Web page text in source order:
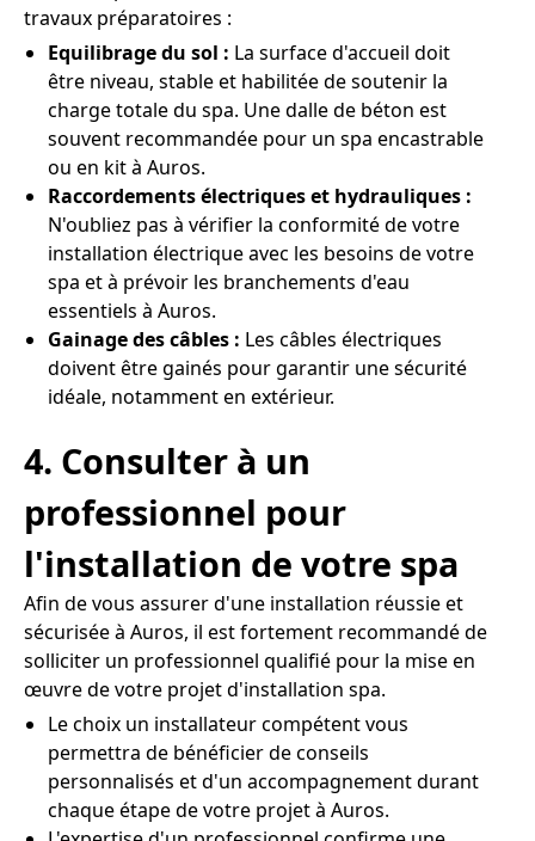
travaux préparatoires :
Equilibrage du sol : La surface d'accueil doit
être niveau, stable et habilitée de soutenir la
charge totale du spa. Une dalle de béton est
souvent recommandée pour un spa encastrable
ou en kit à Auros.
Raccordements électriques et hydrauliques :
N'oubliez pas à vérifier la conformité de votre
installation électrique avec les besoins de votre
spa et à prévoir les branchements d'eau
essentiels à Auros.
Gainage des câbles : Les câbles électriques
doivent être gainés pour garantir une sécurité
idéale, notamment en extérieur.
4. Consulter à un
professionnel pour
l'installation de votre spa
Afin de vous assurer d'une installation réussie et
sécurisée à Auros, il est fortement recommandé de
solliciter un professionnel qualifié pour la mise en
œuvre de votre projet d'installation spa.
Le choix un installateur compétent vous
permettra de bénéficier de conseils
personnalisés et d'un accompagnement durant
chaque étape de votre projet à Auros.